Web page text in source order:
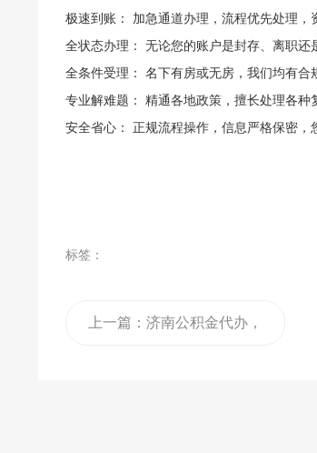
极速到账： 加急通道办理，流程优先处理，
全状态办理： 无论您的账户是封存、离职还
全条件受理： 名下有房或无房，我们均有合
专业解难题： 精通各地政策，擅长处理各种
安全省心： 正规流程操作，信息严格保密，
标签：
上一篇： 济南公积金代办，